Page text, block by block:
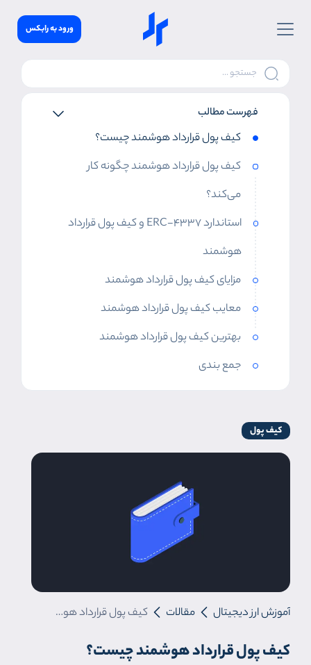
ورود به رابکس
فهرست مطالب
کیف پول قرارداد هوشمند چیست؟
کیف پول قرارداد هوشمند چگونه کار
می‌کند؟
استاندارد ERC-4337 و کیف پول قرارداد
هوشمند
مزایای کیف پول قرارداد هوشمند
معایب کیف پول قرارداد هوشمند
بهترین کیف پول قرارداد هوشمند
جمع بندی
کیف پول
آموزش ارز دیجیتال مقالات کیف پول قرارداد هوشمند چیست؟ استاندارد ERC-4337 اتریوم
کیف پول قرارداد هوشمند چیست؟